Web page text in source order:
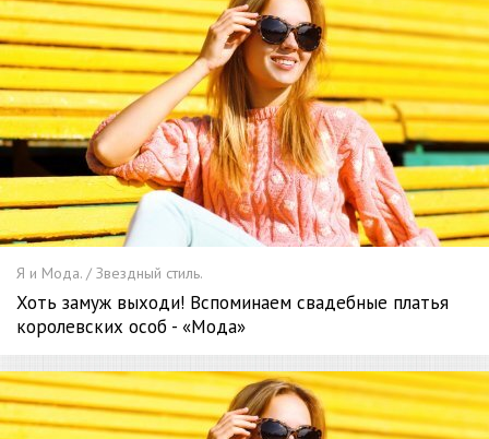
Я и Мода. / Звездный стиль.
Хоть замуж выходи! Вспоминаем свадебные платья
королевских особ - «Мода»